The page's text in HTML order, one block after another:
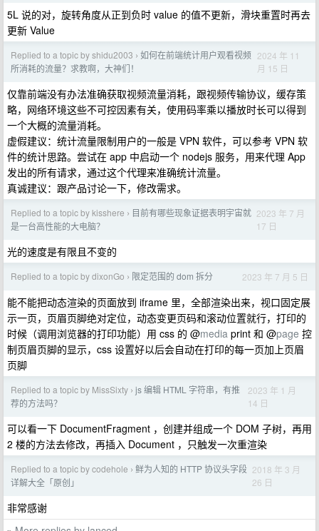
5L 说的对，旋转角度从正到负时 value 的值不更新，滑块重置时再去
更新 Value
Replied to a topic by shidu2003 › 如何在前端统计用户观看视频
所消耗的流量？求教啊，大神们！
2024 年 11
月 15 日
仅靠前端没有办法准确获取视频流量消耗，跟视频传输协议，缓存策
略，网络环境这些不可控因素有关，使用码率乘以播放时长可以得到
一个大概的流量消耗。
虚假建议：统计流量限制用户的一般是 VPN 软件，可以参考 VPN 软
件的统计思路。尝试在 app 中启动一个 nodejs 服务，用来代理 App
发出的所有请求，通过这个代理来准确统计流量。
真诚建议：跟产品讨论一下，修改需求。
Replied to a topic by kisshere › 目前有哪些现象证据表明宇宙就
是一台高性能的大电脑？
2023 年 7 月
17 日
光的速度是有限且不变的
Replied to a topic by dixonGo › 限定范围的 dom 拆分 2023 年 7 月 5 日
能不能把动态渲染的页面放到 iframe 里，全部渲染出来，视口固定展
示一页，页眉页脚绝对定位，动态变更页码和滚动位置就行，打印的
时候（调用浏览器的打印功能）用 css 的 @media print 和 @page 控
制页眉页脚的显示，css 设置好以后会自动在打印的每一页加上页眉
页脚
Replied to a topic by MissSixty › js 编辑 HTML 字符串，有推
荐的方法吗？
2023 年 1 月
14 日
可以看一下 DocumentFragment ，创建并组成一个 DOM 子树，再用
2 楼的方法去修改，再插入 Document ，只触发一次重渲染
Replied to a topic by codehole › 鲜为人知的 HTTP 协议头字段
详解大全「原创」
2018 年 3 月
26 日
非常感谢